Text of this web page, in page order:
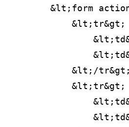
&lt;form
            &lt;tr&gt;
            &lt;/tr&gt;
            &lt;tr&gt;